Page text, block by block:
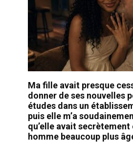
Ma fille avait presque
donner de ses nouvelles
études dans un
puis elle m’a
qu’elle avait secrètement
homme beaucoup plus